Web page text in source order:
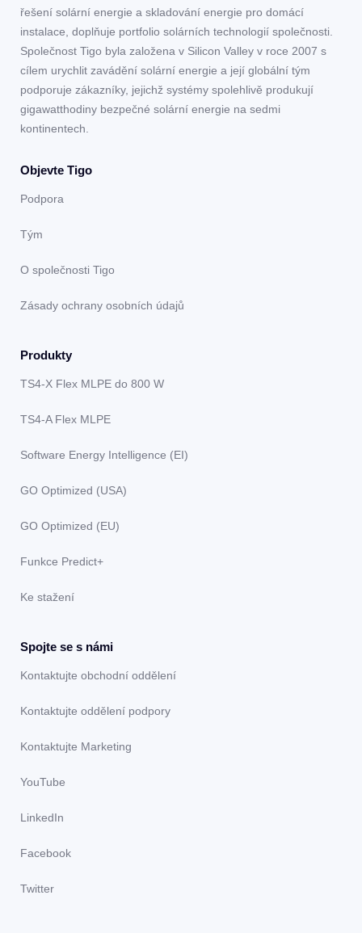
řešení solární energie a skladování energie pro domácí
instalace, doplňuje portfolio solárních technologií společnosti.
Společnost Tigo byla založena v Silicon Valley v roce 2007 s
cílem urychlit zavádění solární energie a její globální tým
podporuje zákazníky, jejichž systémy spolehlivě produkují
gigawatthodiny bezpečné solární energie na sedmi
kontinentech.
Objevte Tigo
Podpora
Tým
O společnosti Tigo
Zásady ochrany osobních údajů
Produkty
TS4-X Flex MLPE do 800 W
TS4-A Flex MLPE
Software Energy Intelligence (EI)
GO Optimized (USA)
GO Optimized (EU)
Funkce Predict+
Ke stažení
Spojte se s námi
Kontaktujte obchodní oddělení
Kontaktujte oddělení podpory
Kontaktujte Marketing
YouTube
LinkedIn
Facebook
Twitter